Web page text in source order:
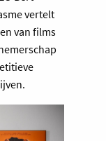
vertelt
van films